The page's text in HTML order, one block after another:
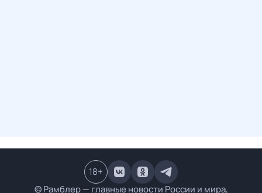
© Рамблер — главные новости России и мира,
18+